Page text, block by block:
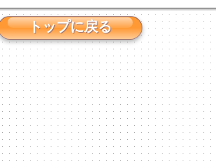
トップに戻る